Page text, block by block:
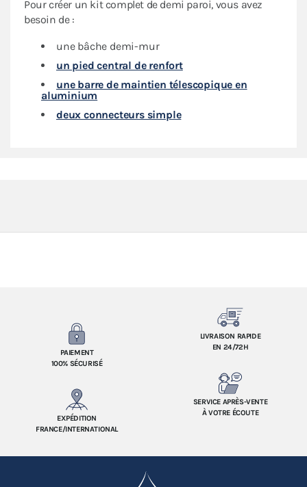
Pour créer un kit complet de demi paroi, vous avez
besoin de :
une bâche demi-mur
un pied central de renfort
une barre de maintien télescopique en
aluminium
deux connecteurs simple
PAIEMENT
100% SÉCURISÉ
LIVRAISON RAPIDE
EN 24/72H
EXPÉDITION
FRANCE/INTERNATIONAL
SERVICE APRÈS-VENTE
À VOTRE ÉCOUTE